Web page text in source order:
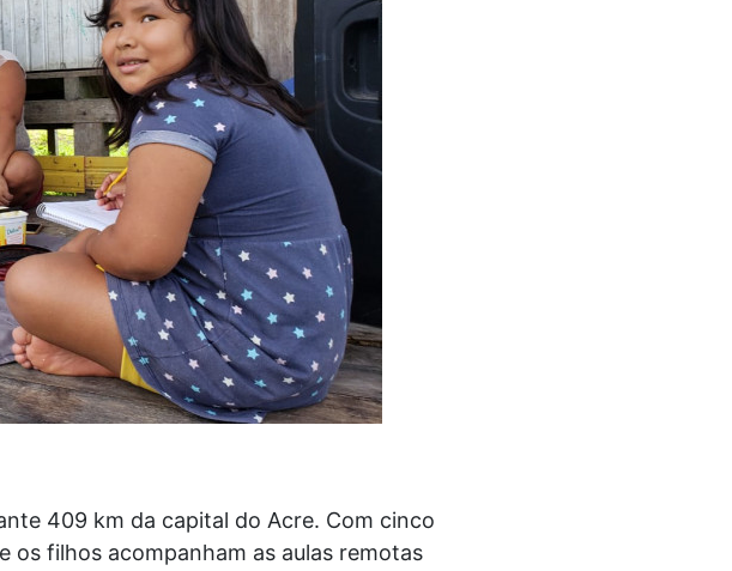
409 km da capital do Acre. Com cinco
os filhos acompanham as aulas remotas